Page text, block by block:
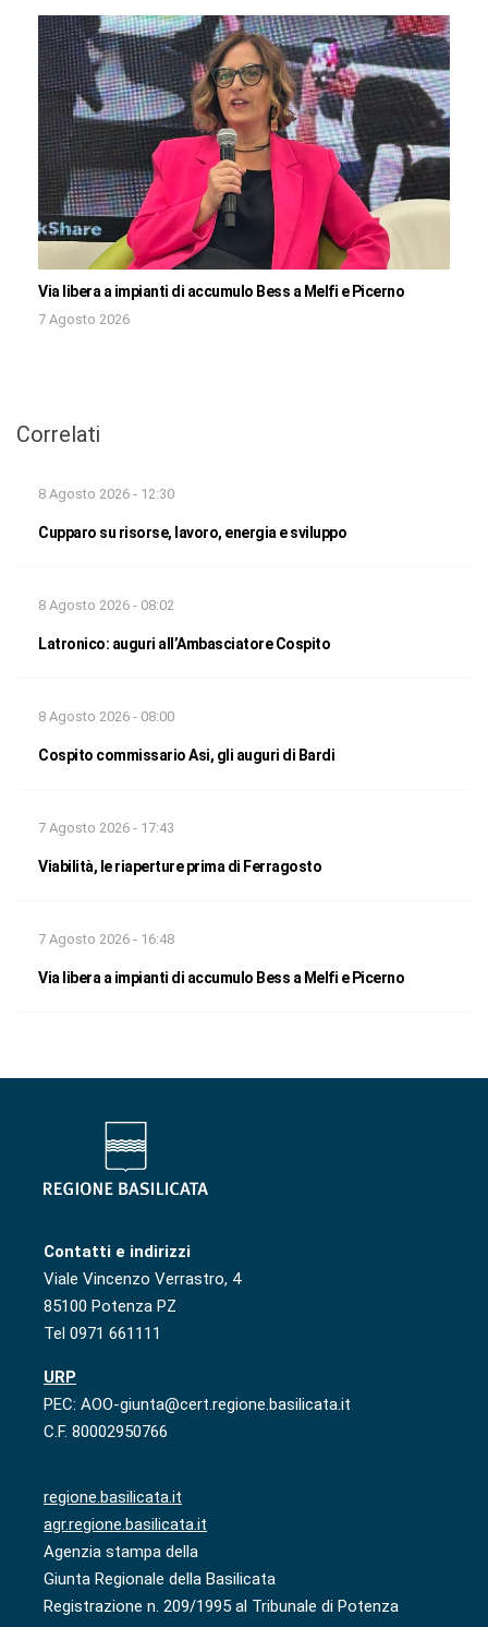
Via libera a impianti di accumulo Bess a Melfi e Picerno
7 Agosto 2026
Correlati
8 Agosto 2026 - 12:30
Cupparo su risorse, lavoro, energia e sviluppo
8 Agosto 2026 - 08:02
Latronico: auguri all’Ambasciatore Cospito
8 Agosto 2026 - 08:00
Cospito commissario Asi, gli auguri di Bardi
7 Agosto 2026 - 17:43
Viabilità, le riaperture prima di Ferragosto
7 Agosto 2026 - 16:48
Via libera a impianti di accumulo Bess a Melfi e Picerno
Contatti e indirizzi
Viale Vincenzo Verrastro, 4
85100 Potenza PZ
Tel 0971 661111
URP
PEC: AOO-giunta@cert.regione.basilicata.it
C.F. 80002950766
regione.basilicata.it
agr.regione.basilicata.it
Agenzia stampa della
Giunta Regionale della Basilicata
Registrazione n. 209/1995 al Tribunale di Potenza